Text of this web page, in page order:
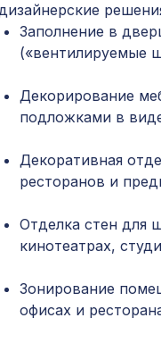
Заполнение в
(«вентилируемые
Декорирование
подложками в
Декоративная
ресторанов и
Отделка стен для
кинотеатрах,
Зонирование
офисах и